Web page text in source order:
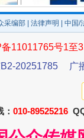
一
采编部 法律声明 | 中国
11011765号1至
20251785
广
010-89525216